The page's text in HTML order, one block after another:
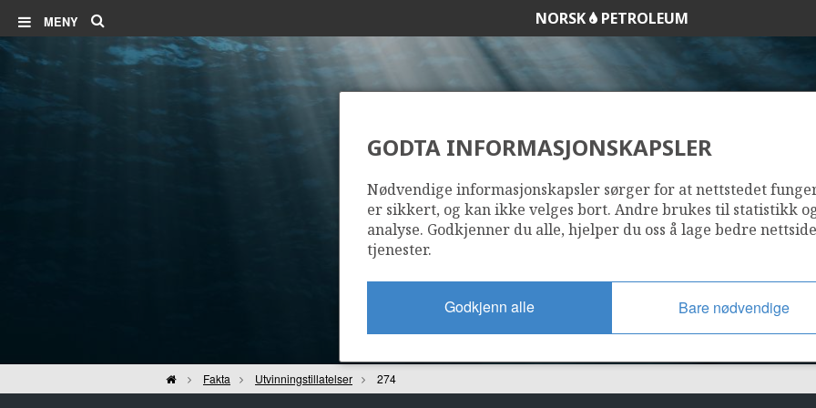
MENY NORSK PETROLEUM
274
Hjem Fakta Utvinningstillatelser 274
GODTA INFORMASJONSKAPSLER
Nødvendige informasjonskapsler sørger for at nettstedet
er sikkert, og kan ikke velges bort. Andre brukes til statistikk
analyse. Godkjenner du alle, hjelper du oss å lage bedre
tjenester.
Godkjenn alle Bare nødvendige